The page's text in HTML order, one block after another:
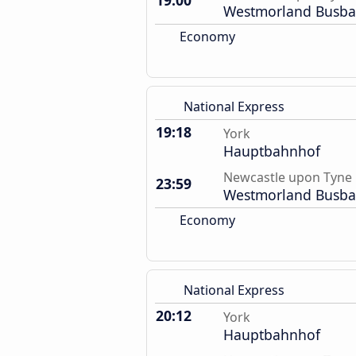
Westmorland
Economy
National Express
19:18 York
Hauptbahnhof
23:59
Newcastle upon Tyne
Westmorland
Economy
National Express
20:12 York
Hauptbahnhof